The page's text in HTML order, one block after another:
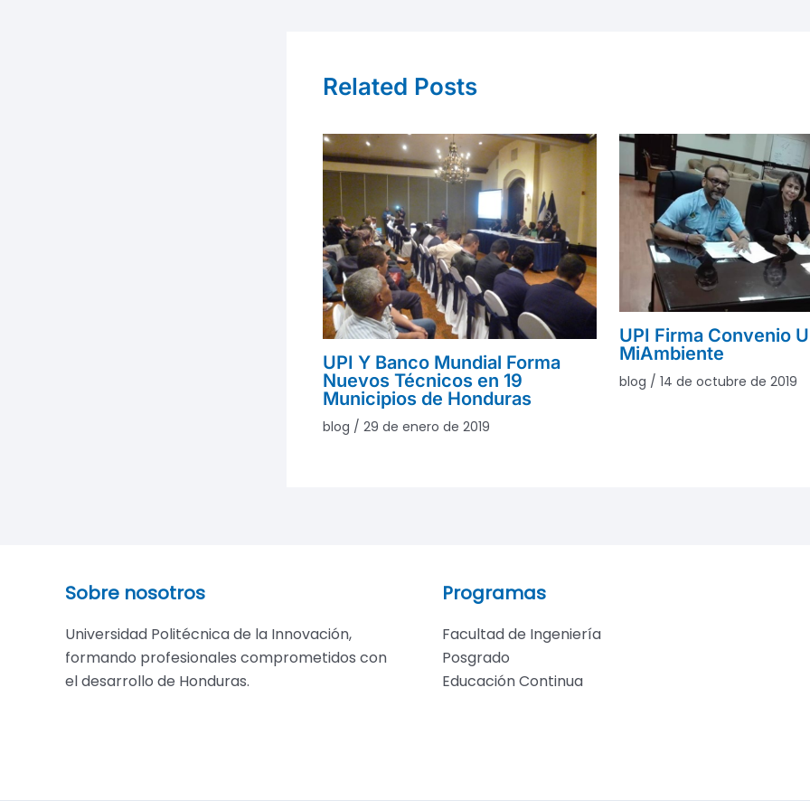
Related Posts
UPI Y Banco Mundial Forma
Nuevos Técnicos en 19
Municipios de Honduras
blog / 29 de enero de 2019
UPI Firma Convenio
MiAmbiente
blog / 14 de octubre de 2019
Sobre nosotros
Universidad Politécnica de la Innovación,
formando profesionales comprometidos con
el desarrollo de Honduras.
Programas
Facultad de Ingeniería
Posgrado
Educación Continua